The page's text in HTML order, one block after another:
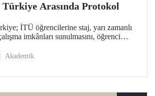
Arasında Protokol
İTÜ öğrencilerine staj, yarı zamanlı
imkânları sunulmasını, öğrenci
ve tez çalışmalarına yönelik
Akademik